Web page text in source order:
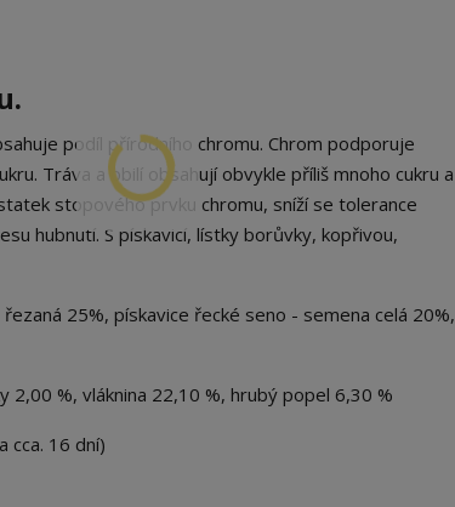
podíl přírodního chromu. Chrom podporuje
Tráva a obilí obsahují obvykle příliš mnoho cukru a
stopového prvku chromu, sníží se tolerance
hubnutí. S pískavicí, lístky borůvky, kopřivou,
25%, pískavice řecké seno - semena celá 20%,
2,00 %, vláknina 22,10 %, hrubý popel 6,30 %
cca. 16 dní)